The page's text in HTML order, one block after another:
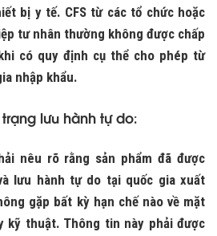
bị y tế. CFS từ các tổ chức hoặc
tư nhân thường không được chấp
có quy định cụ thể cho phép từ
nhập khẩu.
lưu hành tự do:
nêu rõ rằng sản phẩm đã được
lưu hành tự do tại quốc gia xuất
gặp bất kỳ hạn chế nào về mặt
kỹ thuật. Thông tin này phải được